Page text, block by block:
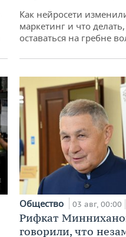
Как нейросети
маркетинг и что
оставаться на гребне
Общество 03 авг, 00:00
Рифкат
говорили, что